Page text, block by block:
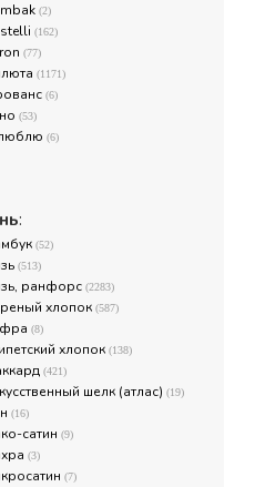
(2)
(162)
(77)
(1171)
(6)
(53)
(6)
:
(52)
(513)
ранфорс (2283)
хлопок (587)
(8)
хлопок (138)
(421)
шелк (атлас) (19)
(16)
сатин (9)
(3)
(7)